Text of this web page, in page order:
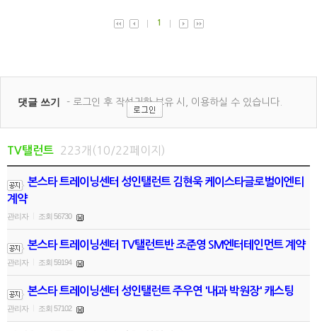
TV탤런트 223개(10/22페이지)
본스타 트레이닝센터 성인탤런트 김현욱 케이스타글로벌이엔티
계약
관리자 조회 56730
본스타 트레이닝센터 TV탤런트반 조준영 SM엔터테인먼트 계약
관리자 조회 59194
본스타 트레이닝센터 성인탤런트 주우연 '내과 박원장' 캐스팅
관리자 조회 57102